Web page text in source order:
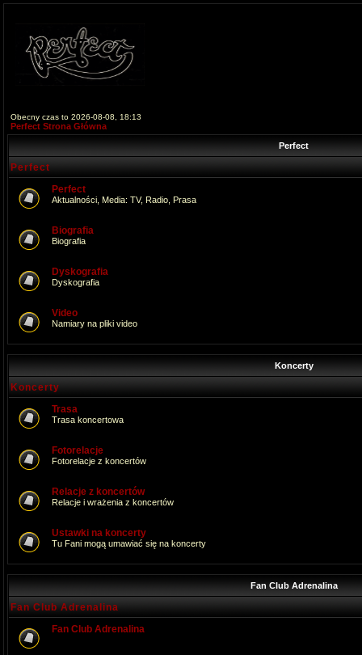
Obecny czas to 2026-08-08, 18:13
Perfect Strona Główna
Perfect
Perfect
Perfect
Aktualności, Media: TV, Radio, Prasa
Biografia
Biografia
Dyskografia
Dyskografia
Video
Namiary na pliki video
Koncerty
Koncerty
Trasa
Trasa koncertowa
Fotorelacje
Fotorelacje z koncertów
Relacje z koncertów
Relacje i wrażenia z koncertów
Ustawki na koncerty
Tu Fani mogą umawiać się na koncerty
Fan Club Adrenalina
Fan Club Adrenalina
Fan Club Adrenalina